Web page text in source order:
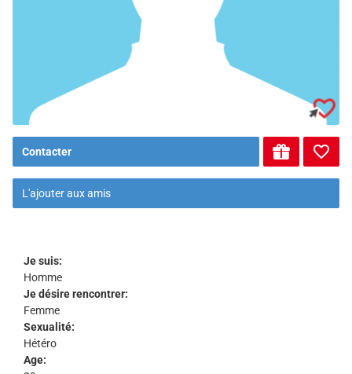
Contacter
L'ajouter aux amis
Je suis:
Homme
Je désire rencontrer:
Femme
Sexualité:
Hétéro
Age: